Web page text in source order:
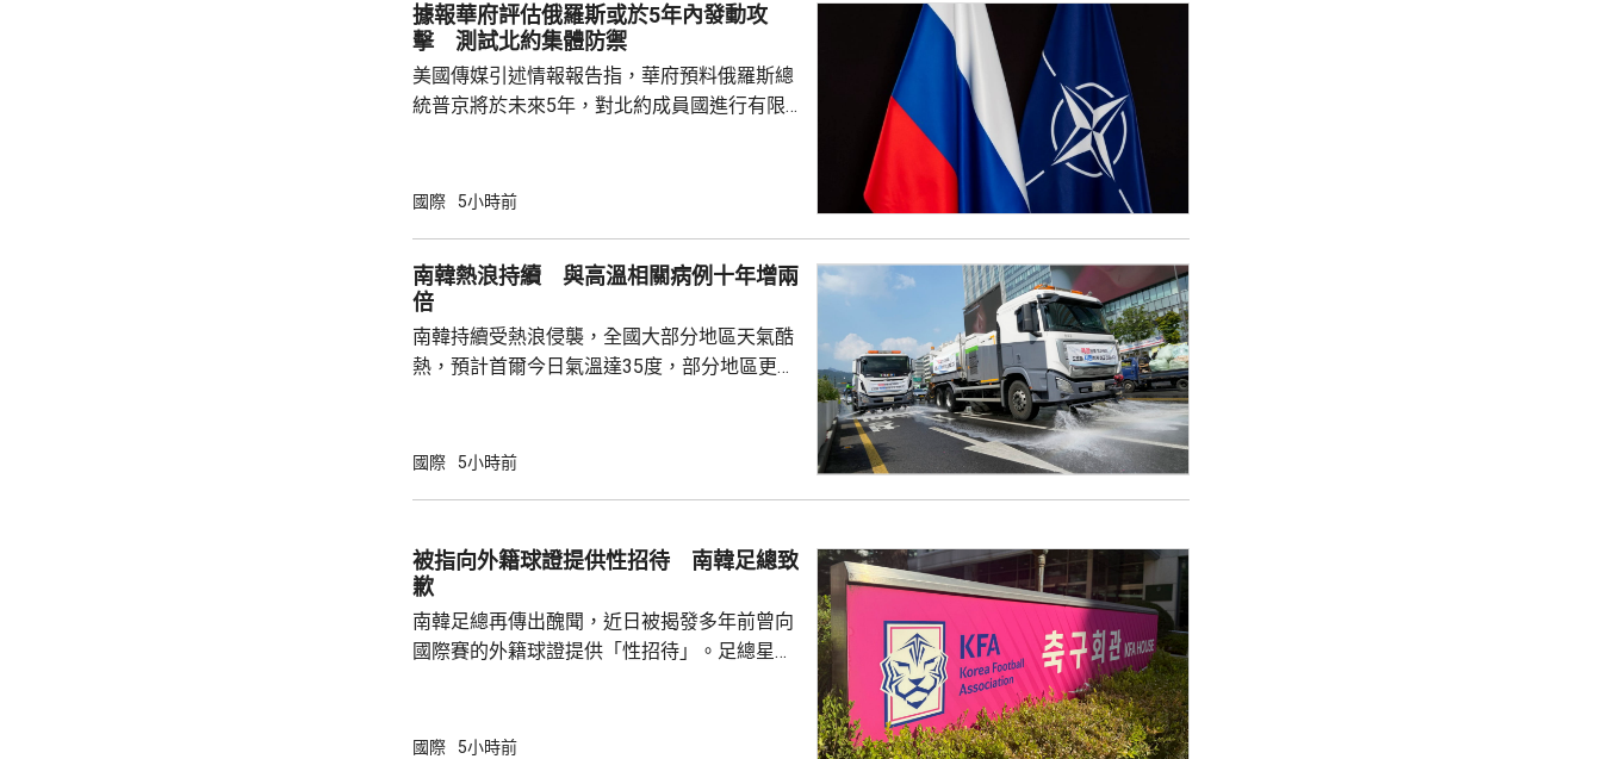
據報華府評估俄羅斯或於5年內發動攻
擊 測試北約集體防禦
美國傳媒引述情報報告指，華府預料俄羅斯總
統普京將於未來5年，對北約成員國進行有限
性，包括網絡攻擊或小規模入侵等，最有可能
地結束烏克蘭戰事的方式，便可能會升級對北
約的衝突。 北約拒絕置評，只表示一直評估不
同情況，準備好在必要時作出防衛和威...
國際 5小時前
南韓熱浪持續 與高溫相關病例十年增兩
倍
南韓持續受熱浪侵襲，全國大部分地區天氣酷
熱，預計首爾今日氣溫達35度，部分地區更高
天氣。 高溫天氣可能引致健康問題。南韓當局
2016至2020年增至658宗，過去5年稍為回
落，但仍有638宗。與高溫天氣有關的死亡病
例亦有所增加，...
國際 5小時前
被指向外籍球證提供性招待 南韓足總致
歉
南韓足總再傳出醜聞，近日被揭發多年前曾向
國際賽的外籍球證提供「性招待」。足總星期
革，保證加強組織內部的透明度和誠信，以滿
國際 5小時前